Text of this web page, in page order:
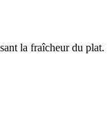
la fraîcheur du plat.